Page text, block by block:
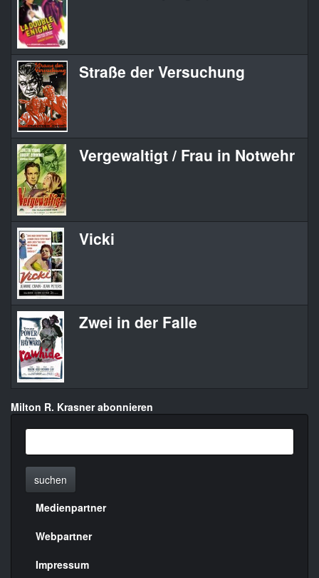
Straße der Versuchung
Vergewaltigt / Frau in Notwehr
Vicki
Zwei in der Falle
Milton R. Krasner abonnieren
suchen
Menülinks
rechte
Seite
Medienpartner
Webpartner
Impressum